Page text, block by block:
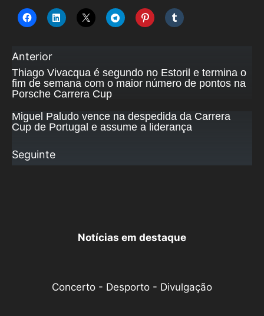
Anterior
Thiago Vivacqua é segundo no Estoril e termina o
fim de semana com o maior número de pontos na
Porsche Carrera Cup
Miguel Paludo vence na despedida da Carrera
Cup de Portugal e assume a liderança
Seguinte
Notícias em destaque
Concerto - Desporto - Divulgação